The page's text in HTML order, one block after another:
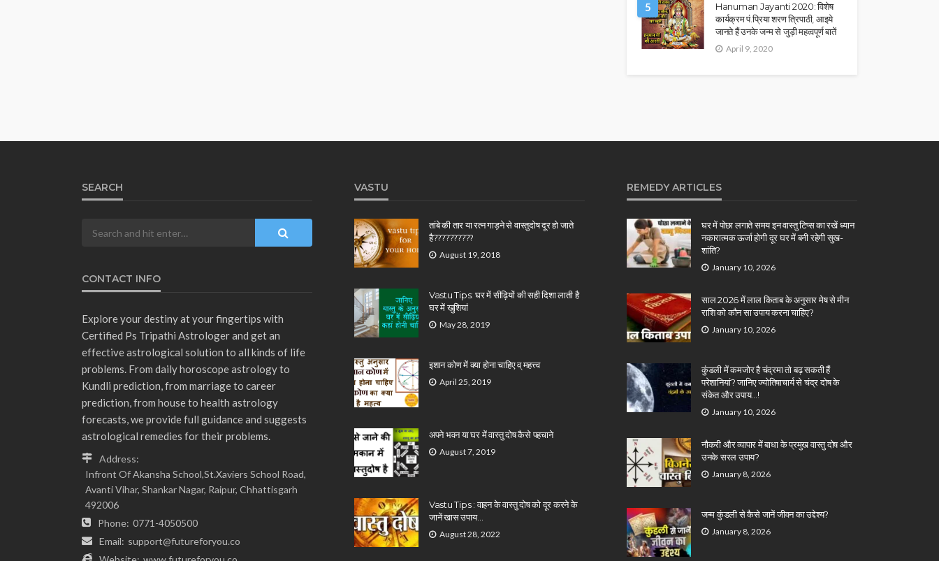
5
Hanuman Jayanti 2020: विशेष
कार्यक्रम पं.प्रिया शरण त्रिपाठी, आइये
जानते हैं उनके जन्म से जुड़ी महत्वपूर्ण बातें
April 9, 2020
SEARCH
CONTACT INFO
Explore your destiny at your fingertips with
Certified Ps Tripathi Astrologer and get an
effective astrological solution to all kinds of life
problems. From daily horoscope astrology to
Kundli prediction, from marriage to career
prediction, from house to health astrology
forecasts, we provide full guidance and suggests
astrological remedies for their problems.
Address:
Infront Of Akansha School,St.Xaviers School Road,
Avanti Vihar, Shankar Nagar, Raipur, Chhattisgarh
492006
Phone: 0771-4050500
Email: support@futureforyou.co
VASTU
तांबे की तार या रत्न गाड़ने से वास्तुदोष दूर हो जाते
है??????????
August 19, 2018
Vastu Tips: घर में सीढ़ियों की सही दिशा लाती है
घर में खुशियां
May 28, 2019
इशान कोण में क्या होना चाहिए व् महत्त्व
April 25, 2019
अपने भवन या घर में वास्तु दोष कैसे पहचाने
August 7, 2019
Vastu Tips : वाहन के वास्तु दोष को दूर करने के
जानें खास उपाय…
August 28, 2022
REMEDY ARTICLES
घर में पोछा लगाते समय इन वास्तु टिप्स का रखें ध्यान
नकारात्मक ऊर्जा होगी दूर घर में बनी रहेगी सुख-
शांति?
January 10, 2026
साल 2026 में लाल किताब के अनुसार मेष से मीन
राशि को कौन सा उपाय करना चाहिए?
January 10, 2026
कुंडली में कमजोर है चंद्रमा तो बढ़ सकती हैं
परेशानियां? जानिए ज्योतिषाचार्य से चंद्र दोष के
संकेत और उपाय…!
January 10, 2026
नौकरी और व्यापार में बाधा के प्रमुख वास्तु दोष और
उनके सरल उपाय?
January 8, 2026
जन्म कुंडली से कैसे जानें जीवन का उद्देश्य?
January 8, 2026